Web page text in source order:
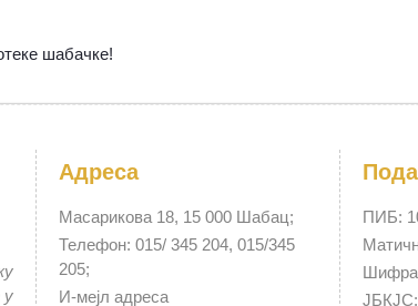
шабачке!
у
Адреса
Масарикова 18, 15 000 Шабац;
Телефон: 015/ 345 204, 015/345
205;
И-мејл адреса
ПИБ:
Шифра